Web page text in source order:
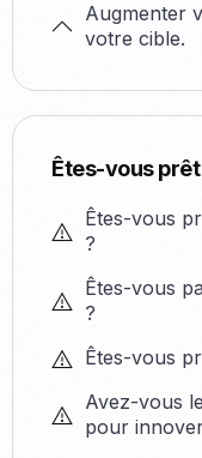
Augmenter
votre cible.
Êtes-vous prêt
Êtes-vous
?
Êtes-vous
?
Êtes-vous
Avez-vous
pour